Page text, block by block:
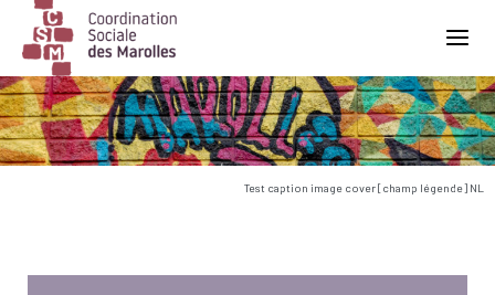
Main Navigation
Test caption image cover [champ légende] NL